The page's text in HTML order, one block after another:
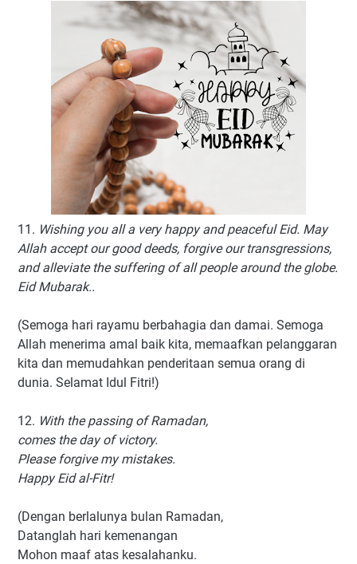
11. Wishing you all a very happy and peaceful Eid. May
Allah accept our good deeds, forgive our transgressions,
and alleviate the suffering of all people around the globe.
Eid Mubarak..
(Semoga hari rayamu berbahagia dan damai. Semoga
Allah menerima amal baik kita, memaafkan pelanggaran
kita dan memudahkan penderitaan semua orang di
dunia. Selamat Idul Fitri!)
12. With the passing of Ramadan,
comes the day of victory.
Please forgive my mistakes.
Happy Eid al-Fitr!
(Dengan berlalunya bulan Ramadan,
Datanglah hari kemenangan
Mohon maaf atas kesalahanku.